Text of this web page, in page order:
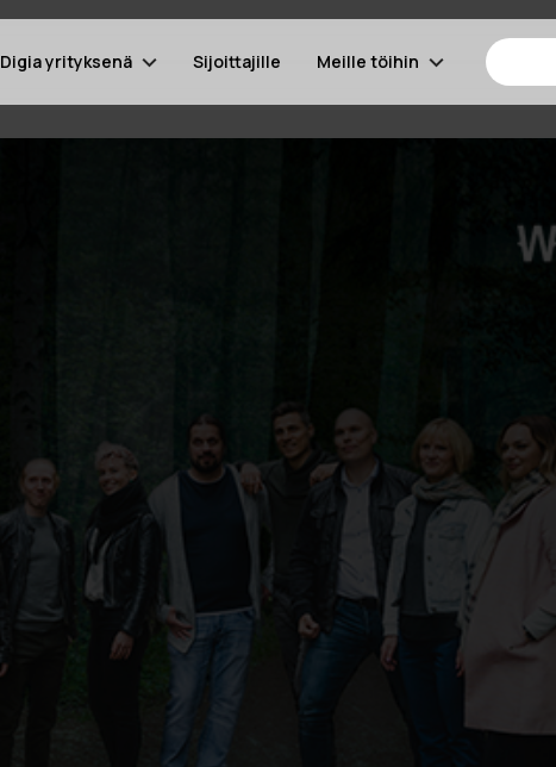
Digia yrityksenä Sijoittajille Meille töihin